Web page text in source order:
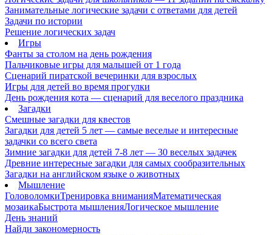
Занимательные логические задачи с ответами для детей
Задачи по истории
Решение логических задач
Игры
Фанты за столом на день рождения
Пальчиковые игры для малышей от 1 года
Сценарий пиратской вечеринки для взрослых
Игры для детей во время прогулки
День рождения кота — сценарий для веселого праздника
Загадки
Смешные загадки для квестов
Загадки для детей 5 лет — самые веселые и интересные
задачки со всего света
Зимние загадки для детей 7-8 лет — 30 веселых задачек
Древние интересные загадки для самых сообразительных
Загадки на английском языке о животных
Мышление
ГоловоломкиТренировка вниманияМатематическая
мозаикаБыстрота мышленияЛогическое мышление
День знаний
Найди закономерность